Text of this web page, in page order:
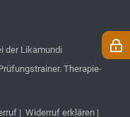
der Likamundi
Therapie-
| Widerruf erklären|